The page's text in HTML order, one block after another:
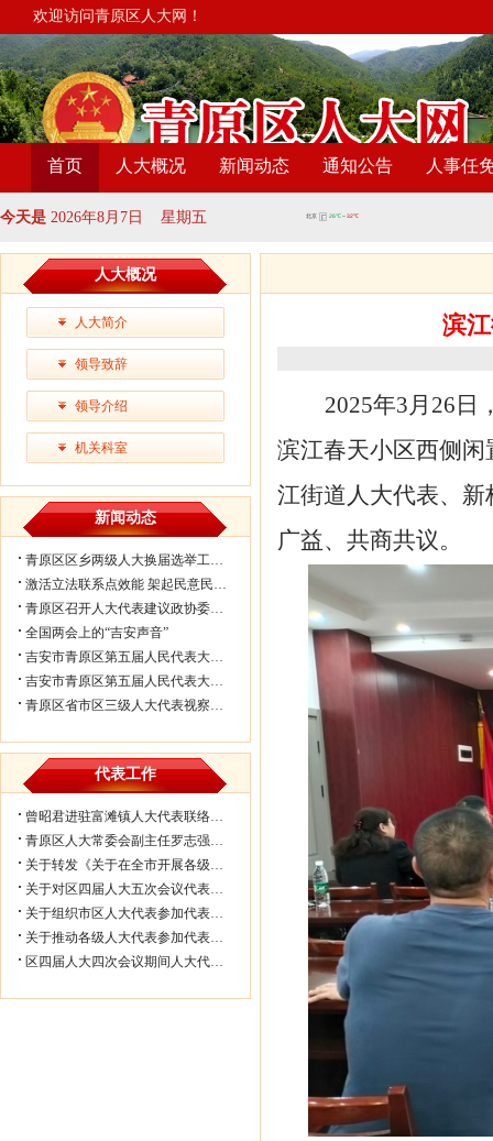
欢迎访问青原区人大网！
首页 人大概况 新闻动态 通知公告 人事任
今天是 2026年8月7日 星期五
人大概况
人大简介
领导致辞
领导介绍
机关科室
新闻动态
青原区区乡两级人大换届选举工作会议...
激活立法联系点效能 架起民意民生连...
青原区召开人大代表建议政协委员提案...
全国两会上的“吉安声音”
吉安市青原区第五届人民代表大会第七...
吉安市青原区第五届人民代表大会第七...
青原区省市区三级人大代表视察民生实...
代表工作
曾昭君进驻富滩镇人大代表联络工作站...
青原区人大常委会副主任罗志强带队赴...
关于转发《关于在全市开展各级人大代...
关于对区四届人大五次会议代表所提部...
关于组织市区人大代表参加代表联络工...
关于推动各级人大代表参加代表联络工...
区四届人大四次会议期间人大代表审议...
滨
2025年3月26日
滨江春天小区西侧闲
江街道人大代表、新
广益、共商共议。